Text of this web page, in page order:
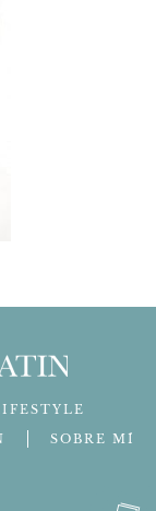
SOBRE MÍ